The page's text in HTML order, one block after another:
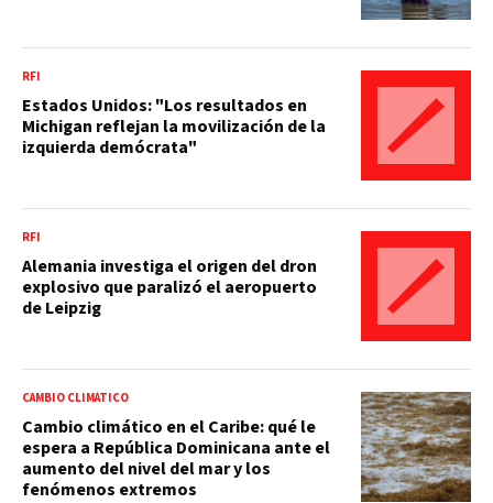
RFI
Estados Unidos: "Los resultados en
Michigan reflejan la movilización de la
izquierda demócrata"
RFI
Alemania investiga el origen del dron
explosivo que paralizó el aeropuerto
de Leipzig
CAMBIO CLIMÁTICO
Cambio climático en el Caribe: qué le
espera a República Dominicana ante el
aumento del nivel del mar y los
fenómenos extremos